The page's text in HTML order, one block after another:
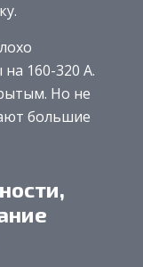
160-320 А.
Но не
большие